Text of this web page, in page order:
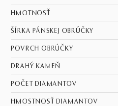
HMOTNOSŤ
ŠÍRKA PÁNSKEJ OBRÚČKY
POVRCH OBRÚČKY
DRAHÝ KAMEŇ
POČET DIAMANTOV
HMOSTNOSŤ DIAMANTOV